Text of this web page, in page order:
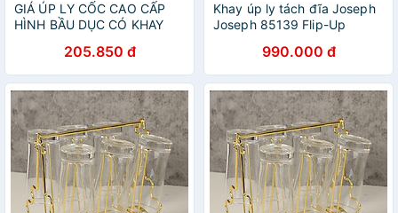
GIÁ ÚP LY CỐC CAO CẤP
HÌNH BẦU DỤC CÓ KHAY
205.850 đ
Khay úp ly tách đĩa Joseph
Joseph 85139 Flip-Up
990.000 đ